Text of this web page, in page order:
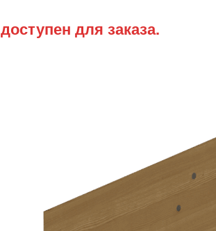
для заказа.